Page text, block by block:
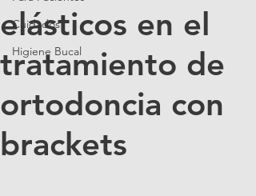
Cuidados
Higiene Bucal
elásticos en el
tratamiento de
ortodoncia con
brackets